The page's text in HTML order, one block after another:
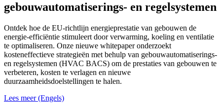
gebouwautomatiserings- en regelsystemen
Ontdek hoe de EU-richtlijn energieprestatie van gebouwen de
energie-efficiëntie stimuleert door verwarming, koeling en ventilatie
te optimaliseren. Onze nieuwe whitepaper onderzoekt
kosteneffectieve strategieën met behulp van gebouwautomatiserings-
en regelsystemen (HVAC BACS) om de prestaties van gebouwen te
verbeteren, kosten te verlagen en nieuwe
duurzaamheidsdoelstellingen te halen.
Lees meer (Engels)